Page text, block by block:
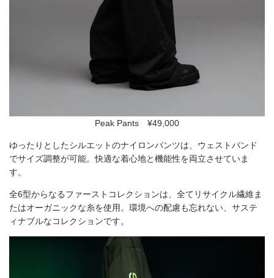
Peak Pants ¥49,000
ゆったりとしたシルエットのナイロンパンツは、ウェストバンド
でサイズ調整が可能。快適な着心地と機能性を両立させていま
す。
全6型からなるファーストコレクションは、全てリサイクル繊維ま
たはオーガニックな糸を使用。環境への配慮も忘れない、サステ
ィナブルなコレクションです。